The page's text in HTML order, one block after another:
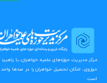
مرکز مدیریت حوزه‌های علمیه خواهران، با
حوزوی، امکان تحصیل خواهران را در صدها
است.